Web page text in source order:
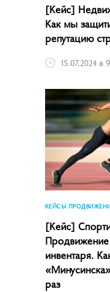
[Кейс]
Как мы
репутацию
15.07.2024 в
КЕЙСЫ
[Кейс]
Продвижение
инвентаря.
раз